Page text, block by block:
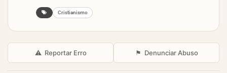
Cristianismo
⚠ Reportar Erro ⚑ Denunciar Abuso